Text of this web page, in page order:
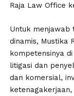
Raja Law Office
Untuk menjawab
dinamis, Mustika
kompetensinya
litigasi dan
dan komersial,